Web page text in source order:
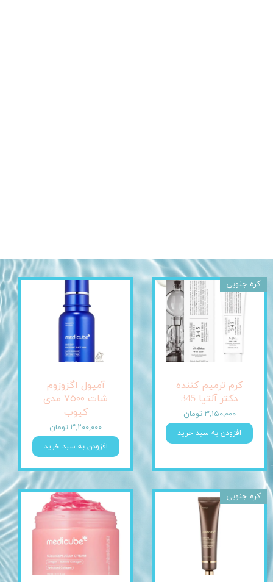
کرم ترمیم کننده
دکتر آلتیا 345
۳,۱۵۰,۰۰۰ تومان
افزودن به سبد خرید
کره جنوبی
آمپول اگزوزوم
شات ٧٥٠٠ مدی
کیوب
۳,۲۰۰,۰۰۰ تومان
افزودن به سبد خرید
کره جنوبی